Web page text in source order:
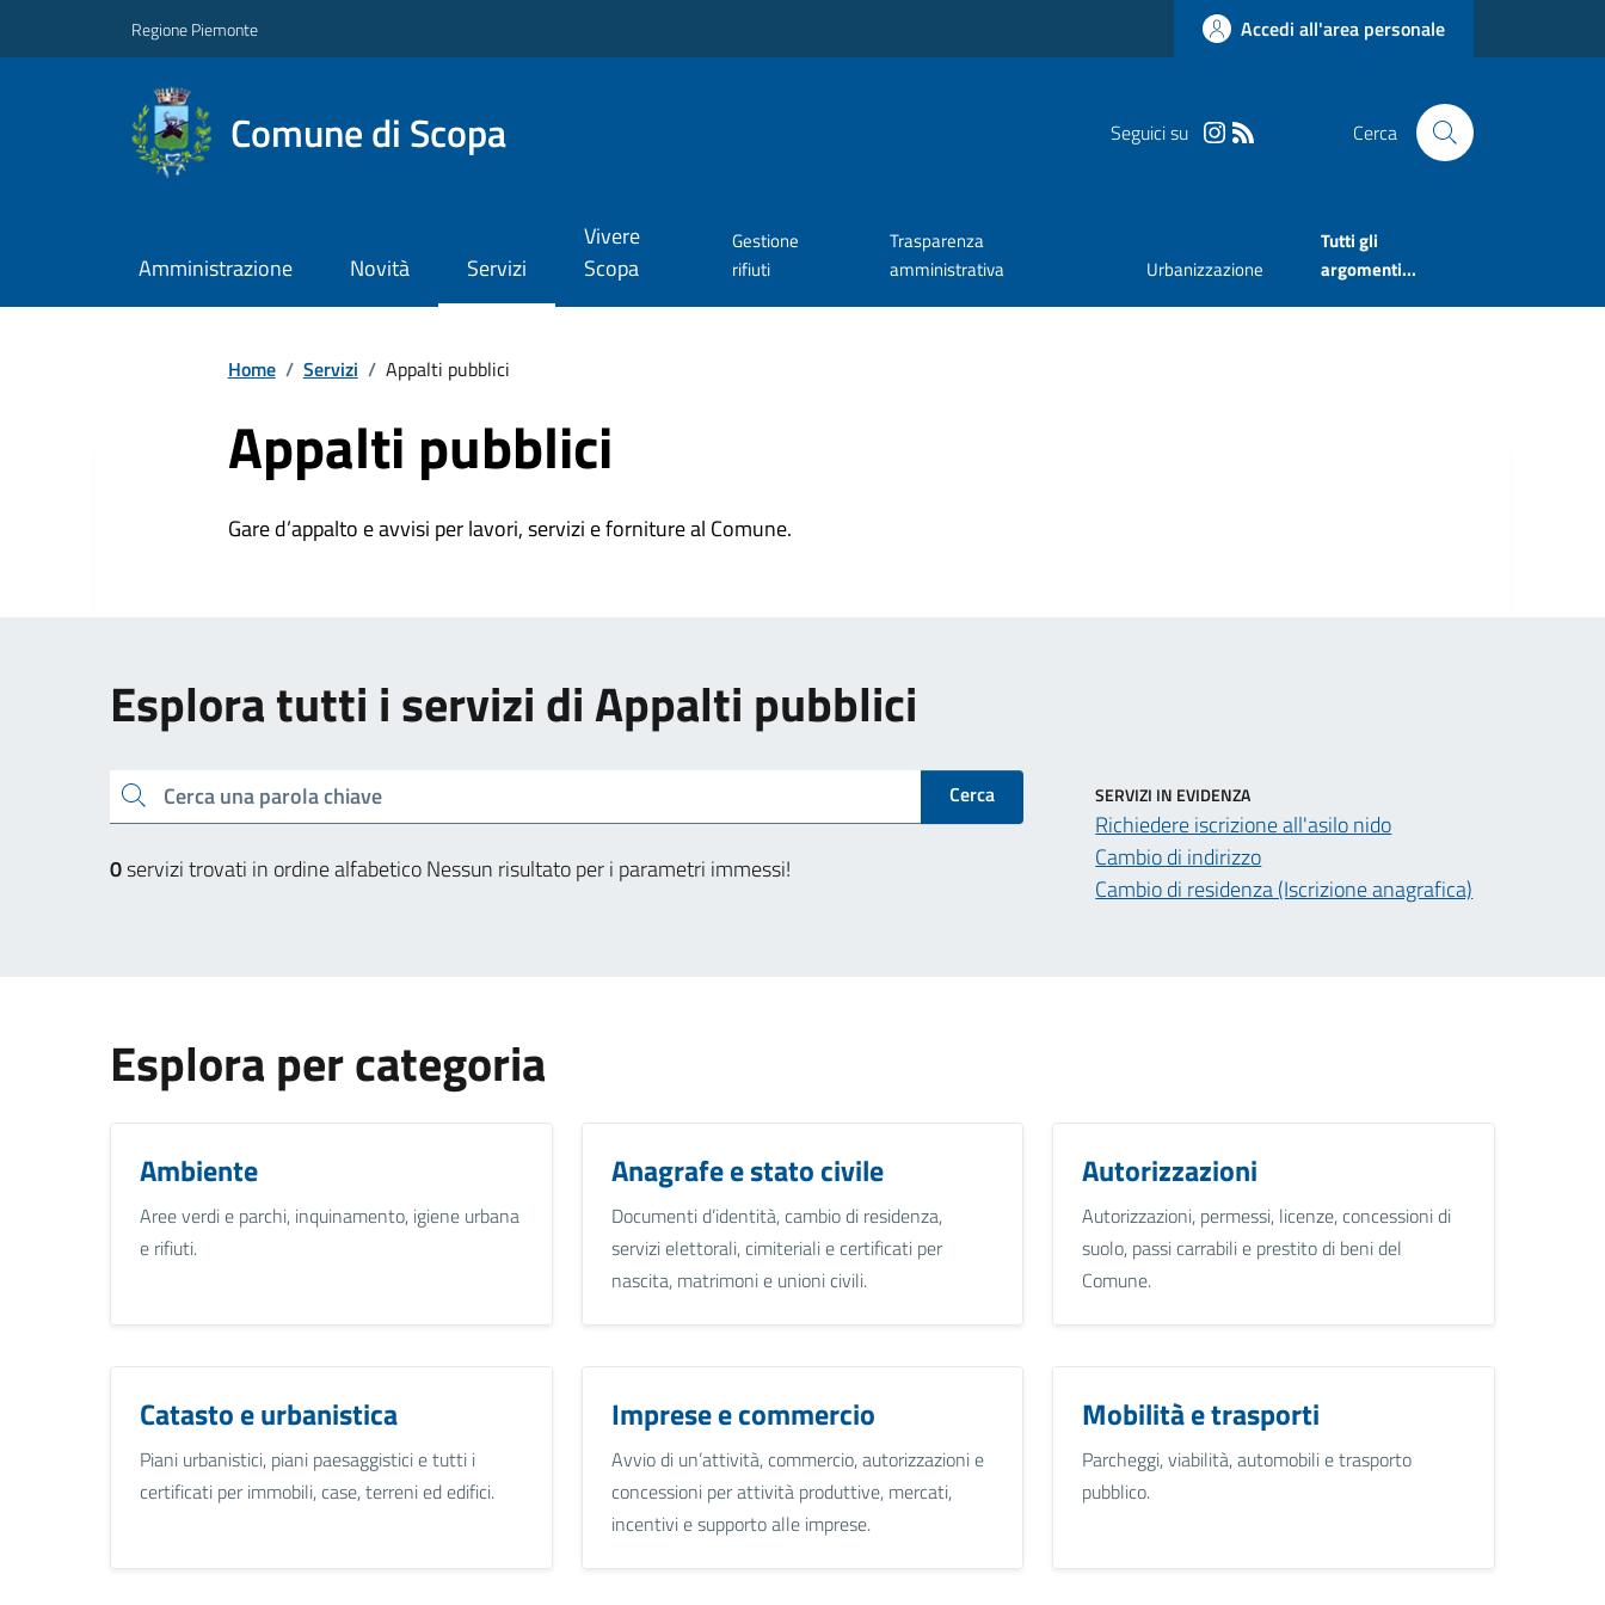
Regione Piemonte Accedi all'area personale
Comune di Scopa Seguici su Cerca
Amministrazione Novità Servizi
Vivere
Scopa
Gestione
rifiuti
Trasparenza
amministrativa
Urbanizzazione
Tutti gli
argomenti...
Home / Servizi / Appalti pubblici
Appalti pubblici
Gare d’appalto e avvisi per lavori, servizi e forniture al Comune.
Esplora tutti i servizi di Appalti pubblici
Cerca una parola chiave Cerca
0servizi trovati in ordine alfabeticoNessun risultato per i parametri immessi!
SERVIZI IN EVIDENZA
Richiedere iscrizione all'asilo nido
Cambio di indirizzo
Cambio di residenza (Iscrizione anagrafica)
Esplora per categoria
Ambiente
Aree verdi e parchi, inquinamento, igiene urbana
e rifiuti.
Anagrafe e stato civile
Documenti d’identità, cambio di residenza,
servizi elettorali, cimiteriali e certificati per
nascita, matrimoni e unioni civili.
Autorizzazioni
Autorizzazioni, permessi, licenze, concessioni di
suolo, passi carrabili e prestito di beni del
Comune.
Catasto e urbanistica
Piani urbanistici, piani paesaggistici e tutti i
certificati per immobili, case, terreni ed edifici.
Imprese e commercio
Avvio di un’attività, commercio, autorizzazioni e
concessioni per attività produttive, mercati,
incentivi e supporto alle imprese.
Mobilità e trasporti
Parcheggi, viabilità, automobili e trasporto
pubblico.